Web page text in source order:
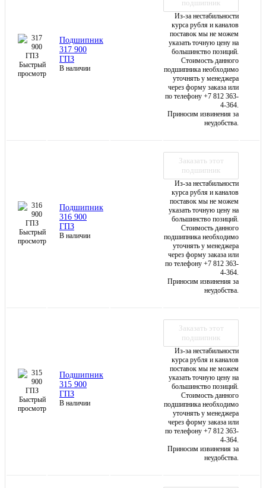
Быстрый
просмотр
Подшипник
317 900
ГПЗ
В наличии
подшипник
Из-за нестабильности
курса рубля и каналов
поставок мы не можем
указать точную цену на
большинство позиций.
Стоимость данного
подшипника необходимо
уточнять у менеджера
через форму заказа или
по телефону +7 812 363-
4-364.
Приносим извинения за
неудобства.
Быстрый
просмотр
Подшипник
316 900
ГПЗ
В наличии
Заказать этот
подшипник
Из-за нестабильности
курса рубля и каналов
поставок мы не можем
указать точную цену на
большинство позиций.
Стоимость данного
подшипника необходимо
уточнять у менеджера
через форму заказа или
по телефону +7 812 363-
4-364.
Приносим извинения за
неудобства.
Быстрый
просмотр
Подшипник
315 900
ГПЗ
В наличии
Заказать этот
подшипник
Из-за нестабильности
курса рубля и каналов
поставок мы не можем
указать точную цену на
большинство позиций.
Стоимость данного
подшипника необходимо
уточнять у менеджера
через форму заказа или
по телефону +7 812 363-
4-364.
Приносим извинения за
неудобства.